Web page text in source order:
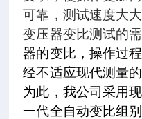
可靠，测试速度大
变压器变比测试的需
器的变比，操作过
经不适应现代测量
为此，我公司采用
一代全自动变比组